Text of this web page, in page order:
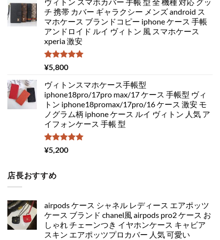
チ 携帯 カバー ギャラクシー メンズ android ス
マホケース ブランドコピー iphone ケース 手帳
アンドロイド ルイ ヴィトン 風 スマホケース
xperia 激安
5段階中
5.00
¥5,800
ヴィトンスマホケース手帳型
iphone18pro/17pro max/17 ケース 手帳型 ヴィ
トン iphone18promax/17pro/16 ケース 激安 モ
ノグラム柄 iphone ケース ルイ ヴィトン 人気 ア
イフォンケース 手帳 型
5段階中
5.00
¥5,200
店長おすすめ
airpods ケース シャネル レディース エアポッツ
ケース ブランド chanel風 airpods pro2 ケース お
しゃれ チェーンつき イヤホンケース キャビア
スキン エアポッツプロカバー 人気 可愛い